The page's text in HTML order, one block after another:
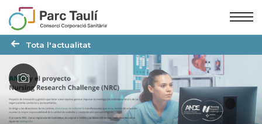
Skip
to
Content
Skip
to
navigation
Tota l'actualitat